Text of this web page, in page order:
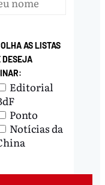
AS LISTAS
DESEJA
Editorial
Ponto
Notícias da